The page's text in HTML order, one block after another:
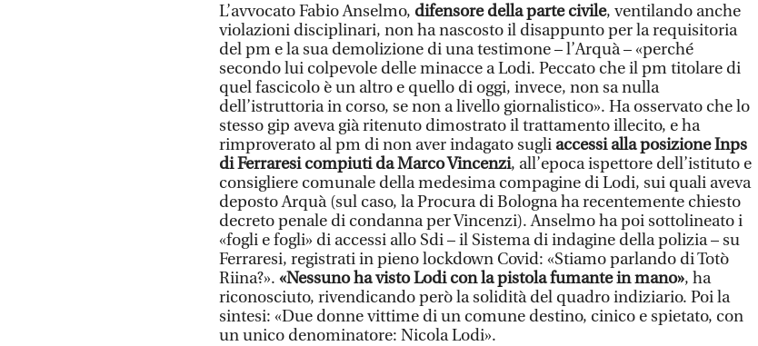
L’avvocato Fabio Anselmo, difensore della parte civile, ventilando anche
violazioni disciplinari, non ha nascosto il disappunto per la requisitoria
del pm e la sua demolizione di una testimone – l’Arquà – «perché
secondo lui colpevole delle minacce a Lodi. Peccato che il pm titolare di
quel fascicolo è un altro e quello di oggi, invece, non sa nulla
dell’istruttoria in corso, se non a livello giornalistico». Ha osservato che lo
stesso gip aveva già ritenuto dimostrato il trattamento illecito, e ha
rimproverato al pm di non aver indagato sugli accessi alla posizione Inps
di Ferraresi compiuti da Marco Vincenzi, all’epoca ispettore dell’istituto e
consigliere comunale della medesima compagine di Lodi, sui quali aveva
deposto Arquà (sul caso, la Procura di Bologna ha recentemente chiesto
decreto penale di condanna per Vincenzi). Anselmo ha poi sottolineato i
«fogli e fogli» di accessi allo Sdi – il Sistema di indagine della polizia – su
Ferraresi, registrati in pieno lockdown Covid: «Stiamo parlando di Totò
Riina?». «Nessuno ha visto Lodi con la pistola fumante in mano», ha
riconosciuto, rivendicando però la solidità del quadro indiziario. Poi la
sintesi: «Due donne vittime di un comune destino, cinico e spietato, con
un unico denominatore: Nicola Lodi».